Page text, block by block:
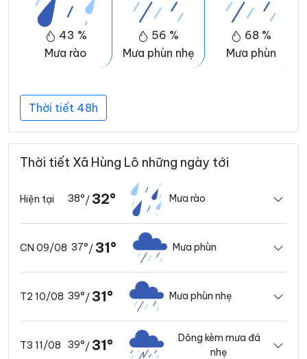
43 %
Mưa rào
56 %
Mưa phùn nhẹ
68 %
Mưa phùn
Thời tiết 48h
Thời tiết Xã Hùng Lô những ngày tới
Hiện tại 38°/32° Mưa rào
CN 09/08 37°/31° Mưa phùn
T2 10/08 39°/31° Mưa phùn nhẹ
T3 11/08 39°/31°
Dông kèm mưa đá
nhẹ